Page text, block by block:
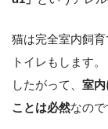
猫は完全室内飼
トイレもします。
したがって、 室
ことは必然なので